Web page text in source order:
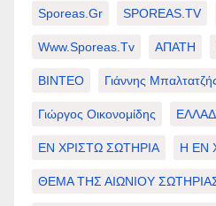
Sporeas.gr SPOREAS.TV
Www.sporeas.tv ΑΠΑΤΗ
ΒΙΝΤΕΟ Γιάννης
Γιώργος Οικονομίδης
ΕΝ ΧΡΙΣΤΩ ΣΩΤΗΡΙΑ Η ΕΝ
ΘΕΜΑ ΤΗΣ ΑΙΩΝΙΟΥ